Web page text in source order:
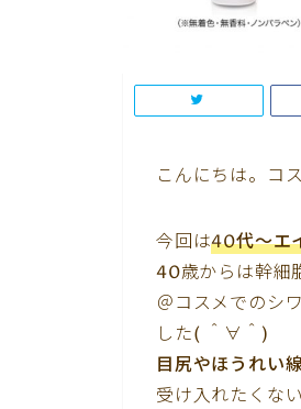
こんにちは。コ
今回は40代〜エ
40歳からは幹細
＠コスメでのシ
した( ＾∀＾)
目尻やほうれい
受け入れたくな